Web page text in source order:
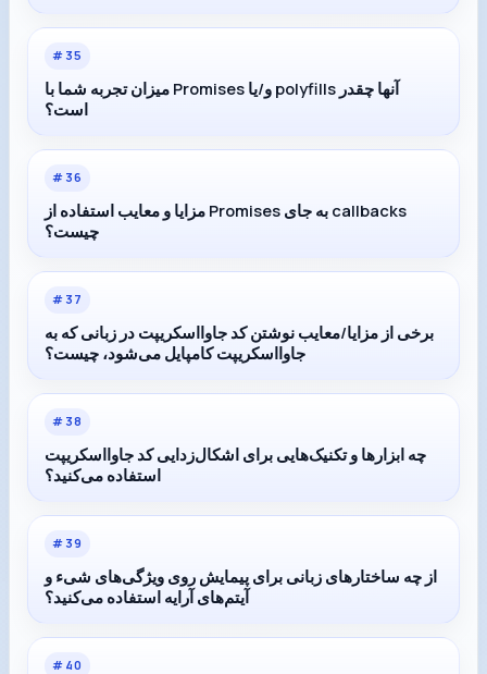
# 35
میزان تجربه شما با Promises و/یا polyfills آنها چقدر
است؟
# 36
مزایا و معایب استفاده از Promises به جای callbacks
چیست؟
# 37
برخی از مزایا/معایب نوشتن کد جاوااسکریپت در زبانی که به
جاوااسکریپت کامپایل می‌شود، چیست؟
# 38
چه ابزارها و تکنیک‌هایی برای اشکال‌زدایی کد جاوااسکریپت
استفاده می‌کنید؟
# 39
از چه ساختارهای زبانی برای پیمایش روی ویژگی‌های شیء و
آیتم‌های آرایه استفاده می‌کنید؟
# 40